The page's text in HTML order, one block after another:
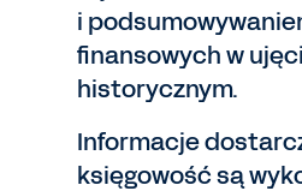
i
finansowych w
historycznym.
Informacje
księgowość są